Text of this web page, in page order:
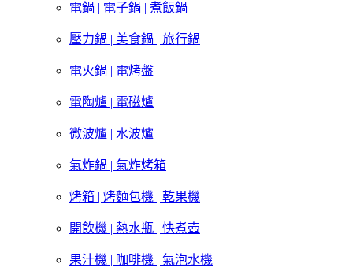
電鍋 | 電子鍋 | 煮飯鍋
壓力鍋 | 美食鍋 | 旅行鍋
電火鍋 | 電烤盤
電陶爐 | 電磁爐
微波爐 | 水波爐
氣炸鍋 | 氣炸烤箱
烤箱 | 烤麵包機 | 乾果機
開飲機 | 熱水瓶 | 快煮壺
果汁機 | 咖啡機 | 氣泡水機